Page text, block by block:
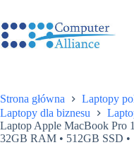
treści
Strona główna
Laptopy
Laptopy dla biznesu
Laptop Apple MacBook Pro
32GB RAM • 512GB SSD •